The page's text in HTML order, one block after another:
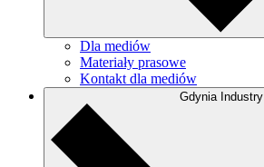
Dla mediów
Materiały prasowe
Kontakt dla mediów
Gdynia Industry